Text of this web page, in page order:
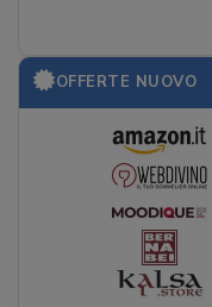
OFFERTE NUOVO